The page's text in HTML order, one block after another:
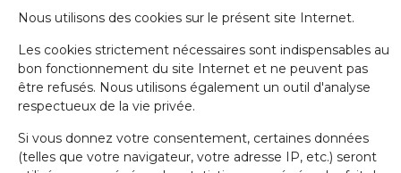
Nous utilisons des cookies sur le présent site Internet.
Les cookies strictement nécessaires sont indispensables au
bon fonctionnement du site Internet et ne peuvent pas
être refusés. Nous utilisons également un outil d'analyse
respectueux de la vie privée.
Si vous donnez votre consentement, certaines données
(telles que votre navigateur, votre adresse IP, etc.) seront
Prénom
Nom de famille
E-mail